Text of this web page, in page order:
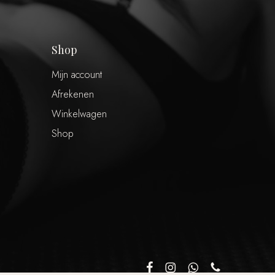
Shop
Mijn account
Afrekenen
Winkelwagen
Shop
facebookinstagramwhatsappphone